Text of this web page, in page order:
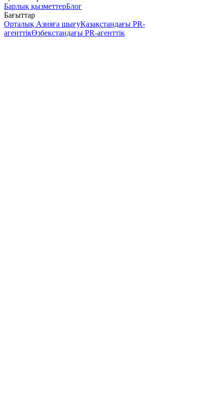
Барлық қызметтерБлог
Бағыттар
Орталық Азияға шығуҚазақстандағы PR-
агенттікӨзбекстандағы PR-агенттік